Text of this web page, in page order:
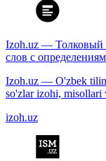
Izoh.uz — Толковый
слов с
Izoh.uz — O'zbek
so'zlar izohi, misollari
izoh.uz